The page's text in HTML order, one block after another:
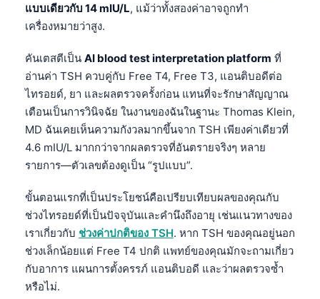
แบบเดียวกับ 14 mIU/L, แม้ว่าทั้งสองค่าอาจถูกทำ
เครื่องหมายว่าสูง.
คันเตสตีเป็น AI blood test interpretation platform ที่
อ่านค่า TSH ควบคู่กับ Free T4, Free T3, แอนติบอดีต่อ
ไทรอยด์, ยา และผลตรวจครั้งก่อน แทนที่จะรักษาสัญญาณ
เตือนเป็นการวินิจฉัย ในงานของฉันในฐานะ Thomas Klein,
MD ฉันเคยเห็นความกังวลมากขึ้นจาก TSH เพียงค่าเดียวที่
4.6 mIU/L มากกว่าจากผลตรวจที่อันตรายจริงๆ หลาย
รายการ—ตัวเลขต้องดูเป็น “รูปแบบ”.
ขั้นตอนแรกที่เป็นประโยชน์คือเปรียบเทียบผลของคุณกับ
ช่วงไทรอยด์ที่เป็นปัจจุบันและคำนึงถึงอายุ เช่นแนวทางของ
เราเกี่ยวกับ ช่วงค่าปกติของ TSH. หาก TSH ของคุณอยู่นอก
ช่วงเล็กน้อยแต่ Free T4 ปกติ แพทย์ของคุณมักจะถามเกี่ยว
กับอาการ แผนการตั้งครรภ์ แอนติบอดี และว่าผลตรวจซ้ำ
หรือไม่.